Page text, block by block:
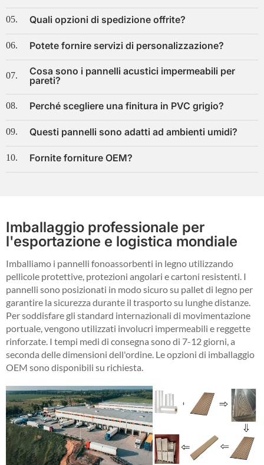
05. Quali opzioni di spedizione offrite?
06. Potete fornire servizi di personalizzazione?
07. Cosa sono i pannelli acustici impermeabili per
pareti?
08. Perché scegliere una finitura in PVC grigio?
09. Questi pannelli sono adatti ad ambienti umidi?
10. Fornite forniture OEM?
Imballaggio professionale per
l'esportazione e logistica mondiale
Imballiamo i pannelli fonoassorbenti in legno utilizzando
pellicole protettive, protezioni angolari e cartoni resistenti. I
pannelli sono posizionati in modo sicuro su pallet di legno per
garantire la sicurezza durante il trasporto su lunghe distanze.
Per soddisfare gli standard internazionali di movimentazione
portuale, vengono utilizzati involucri impermeabili e reggette
rinforzate. I tempi medi di consegna sono di 7-12 giorni, a
seconda delle dimensioni dell'ordine. Le opzioni di imballaggio
OEM sono disponibili su richiesta.